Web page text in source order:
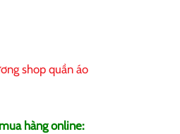
shop quần áo
hàng online: